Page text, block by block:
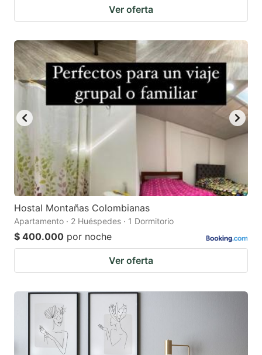
Ver oferta
Hostal Montañas Colombianas
Apartamento · 2 Huéspedes · 1 Dormitorio
$ 400.000 por noche
Ver oferta